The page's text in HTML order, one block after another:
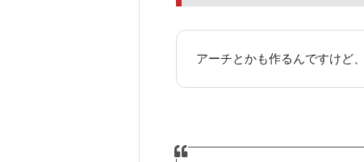
アーチとかも作るんですけど